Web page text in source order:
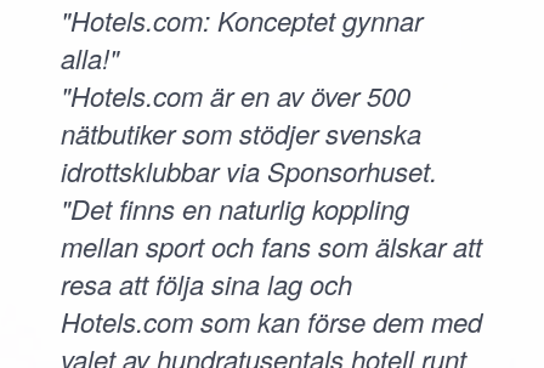
"Hotels.com: Konceptet gynnar
alla!"
"Hotels.com är en av över 500
nätbutiker som stödjer svenska
idrottsklubbar via Sponsorhuset.
"Det finns en naturlig koppling
mellan sport och fans som älskar att
resa att följa sina lag och
Hotels.com som kan förse dem med
valet av hundratusentals hotell runt